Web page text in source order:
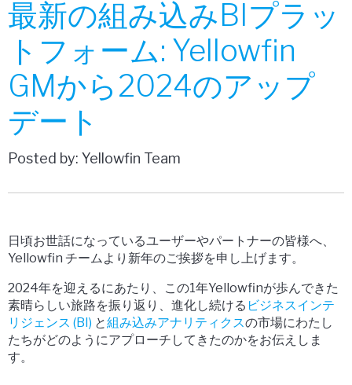
最新の組み込みBIプラッ
トフォーム: Yellowfin
GMから2024のアップ
デート
Posted by: Yellowfin Team
日頃お世話になっているユーザーやパートナーの皆様へ、
Yellowfin チームより新年のご挨拶を申し上げます。
2024年を迎えるにあたり、この1年Yellowfinが歩んできた
素晴らしい旅路を振り返り、進化し続ける ビジネスインテ
リジェンス (BI) と組み込みアナリティクスの市場にわたし
たちがどのようにアプローチしてきたのかをお伝えしま
す。